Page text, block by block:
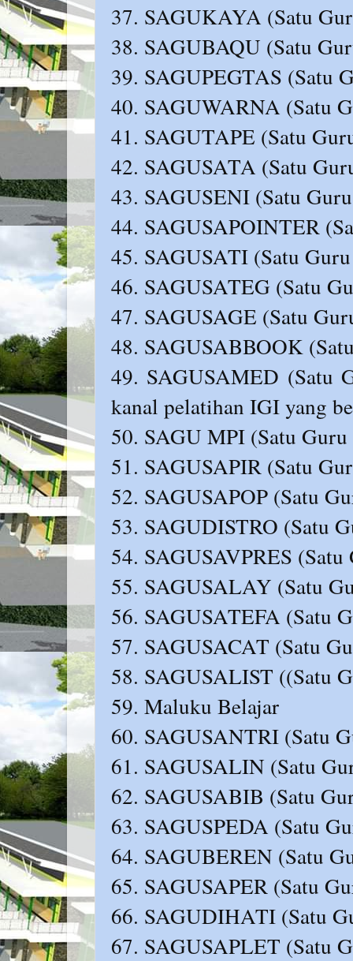
37. SAGUKAYA (Satu
38. SAGUBAQU (Satu
39. SAGUPEGTAS (Satu
40. SAGUWARNA (Satu
41. SAGUTAPE (Satu
42. SAGUSATA (Satu
43. SAGUSENI (Satu
44. SAGUSAPOINTER
45. SAGUSATI (Satu
46. SAGUSATEG (Satu
47. SAGUSAGE (Satu
48. SAGUSABBOOK
49. SAGUSAMED (Satu
kanal pelatihan IGI yang
50. SAGU MPI (Satu
51. SAGUSAPIR (Satu
52. SAGUSAPOP (Satu
53. SAGUDISTRO (Satu
54. SAGUSAVPRES
55. SAGUSALAY (Satu
56. SAGUSATEFA (Satu
57. SAGUSACAT (Satu
58. SAGUSALIST ((Satu
59. Maluku Belajar
60. SAGUSANTRI (Satu
61. SAGUSALIN (Satu
62. SAGUSABIB (Satu
63. SAGUSPEDA (Satu
64. SAGUBEREN (Satu
65. SAGUSAPER (Satu
66. SAGUDIHATI (Satu
67. SAGUSAPLET (Satu